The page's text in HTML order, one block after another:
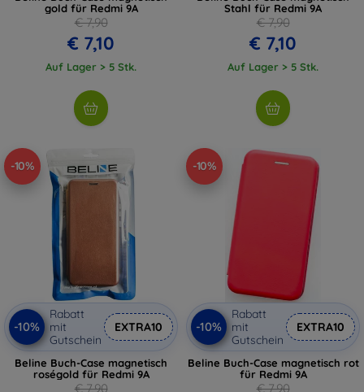
gold für Redmi 9A
€ 7,90
€ 7,10
Auf Lager > 5 Stk.
Stahl für Redmi 9A
€ 7,90
€ 7,10
Auf Lager > 5 Stk.
-10%
-10%
Rabatt
mit
Gutschein
EXTRA10
Beline Buch-Case magnetisch
roségold für Redmi 9A
€ 7,90
-10%
-10%
Rabatt
mit
Gutschein
EXTRA10
Beline Buch-Case magnetisch rot
für Redmi 9A
€ 7,90